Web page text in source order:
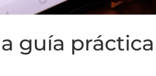
guía práctica